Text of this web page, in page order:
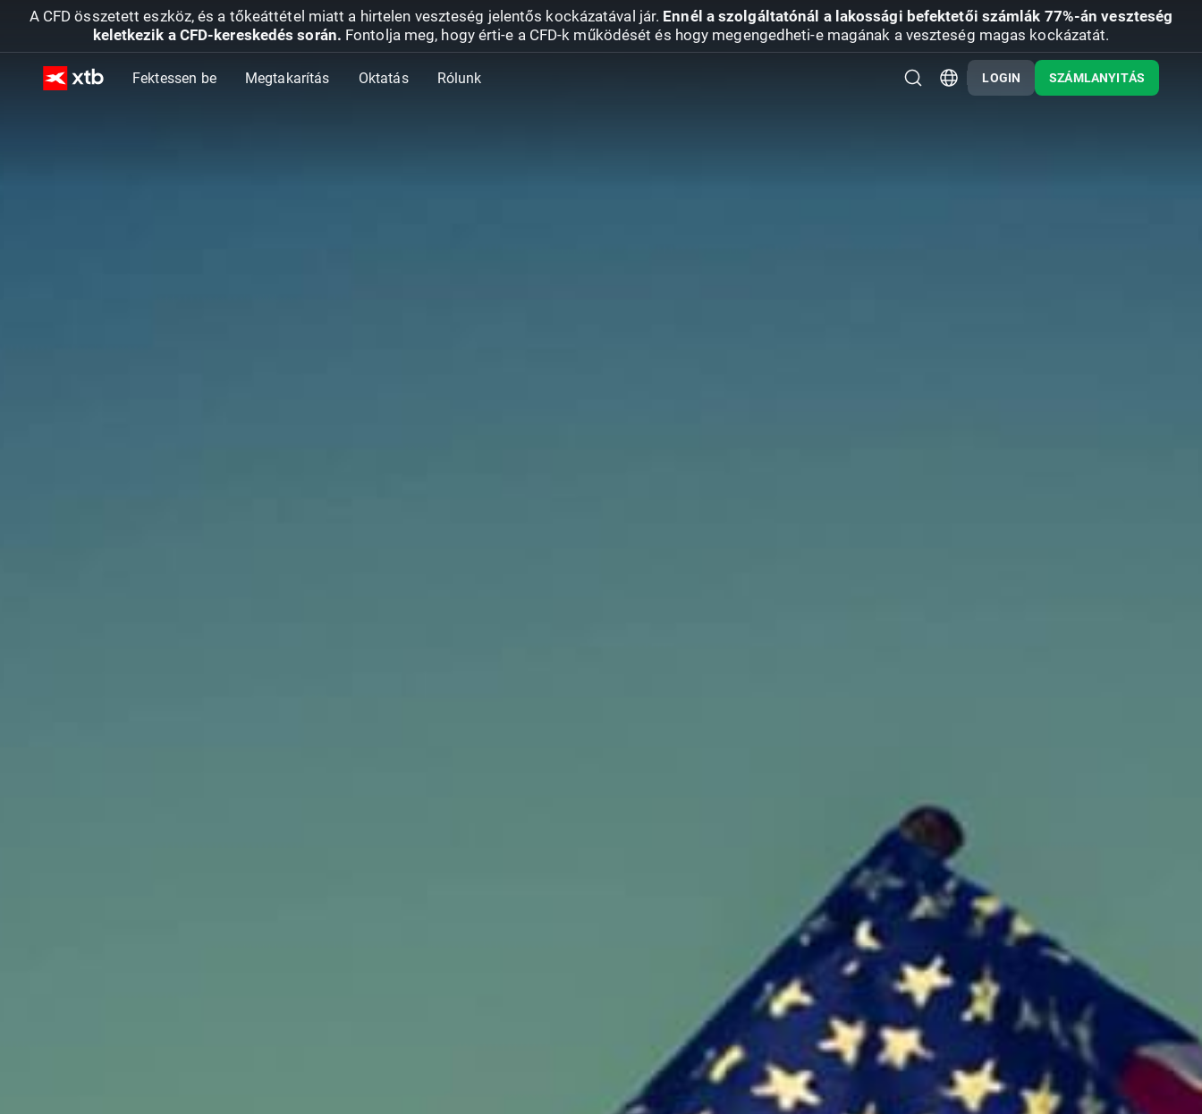
A CFD összetett eszköz, és a tőkeáttétel miatt a hirtelen veszteség jelentős kockázatával jár. Ennél a szolgáltatónál a lakossági befektetői számlák 77%-án veszteség
keletkezik a CFD-kereskedés során. Fontolja meg, hogy érti-e a CFD-k működését és hogy megengedheti-e magának a veszteség magas kockázatát.
Fektessen be Megtakarítás Oktatás Rólunk LOGIN SZÁMLANYITÁS